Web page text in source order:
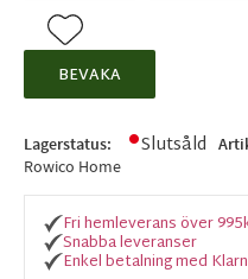
Lägg till i favoriter
BEVAKA
Lagerstatus Slutsåld
Rowico Home
Fri hemleverans över
Snabba leveranser
Enkel betalning med